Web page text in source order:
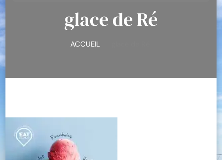
glace de Ré
ACCUEIL